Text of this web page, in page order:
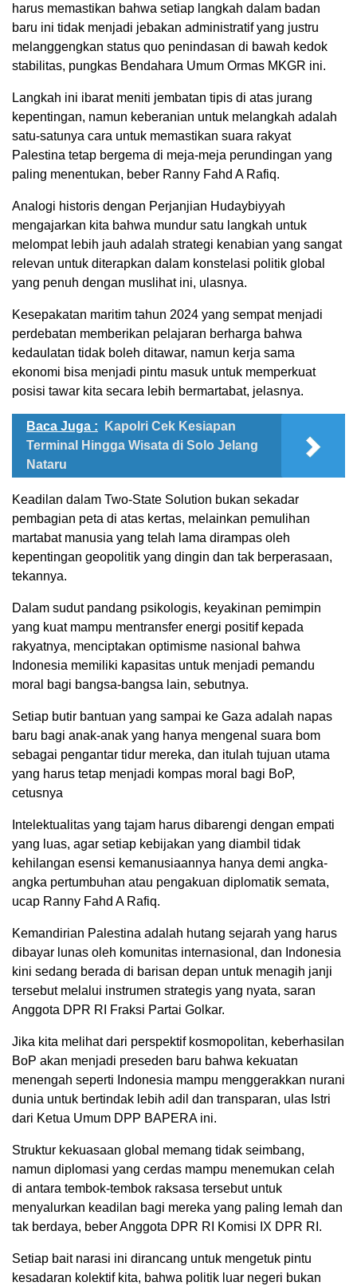
harus memastikan bahwa setiap langkah dalam badan
baru ini tidak menjadi jebakan administratif yang justru
melanggengkan status quo penindasan di bawah kedok
stabilitas, pungkas Bendahara Umum Ormas MKGR ini.
Langkah ini ibarat meniti jembatan tipis di atas jurang
kepentingan, namun keberanian untuk melangkah adalah
satu-satunya cara untuk memastikan suara rakyat
Palestina tetap bergema di meja-meja perundingan yang
paling menentukan, beber Ranny Fahd A Rafiq.
Analogi historis dengan Perjanjian Hudaybiyyah
mengajarkan kita bahwa mundur satu langkah untuk
melompat lebih jauh adalah strategi kenabian yang sangat
relevan untuk diterapkan dalam konstelasi politik global
yang penuh dengan muslihat ini, ulasnya.
Kesepakatan maritim tahun 2024 yang sempat menjadi
perdebatan memberikan pelajaran berharga bahwa
kedaulatan tidak boleh ditawar, namun kerja sama
ekonomi bisa menjadi pintu masuk untuk memperkuat
posisi tawar kita secara lebih bermartabat, jelasnya.
Baca Juga :
Kapolri Cek Kesiapan
Terminal Hingga Wisata di Solo Jelang
Nataru
Keadilan dalam Two-State Solution bukan sekadar
pembagian peta di atas kertas, melainkan pemulihan
martabat manusia yang telah lama dirampas oleh
kepentingan geopolitik yang dingin dan tak berperasaan,
tekannya.
Dalam sudut pandang psikologis, keyakinan pemimpin
yang kuat mampu mentransfer energi positif kepada
rakyatnya, menciptakan optimisme nasional bahwa
Indonesia memiliki kapasitas untuk menjadi pemandu
moral bagi bangsa-bangsa lain, sebutnya.
Setiap butir bantuan yang sampai ke Gaza adalah napas
baru bagi anak-anak yang hanya mengenal suara bom
sebagai pengantar tidur mereka, dan itulah tujuan utama
yang harus tetap menjadi kompas moral bagi BoP,
cetusnya
Intelektualitas yang tajam harus dibarengi dengan empati
yang luas, agar setiap kebijakan yang diambil tidak
kehilangan esensi kemanusiaannya hanya demi angka-
angka pertumbuhan atau pengakuan diplomatik semata,
ucap Ranny Fahd A Rafiq.
Kemandirian Palestina adalah hutang sejarah yang harus
dibayar lunas oleh komunitas internasional, dan Indonesia
kini sedang berada di barisan depan untuk menagih janji
tersebut melalui instrumen strategis yang nyata, saran
Anggota DPR RI Fraksi Partai Golkar.
Jika kita melihat dari perspektif kosmopolitan, keberhasilan
BoP akan menjadi preseden baru bahwa kekuatan
menengah seperti Indonesia mampu menggerakkan nurani
dunia untuk bertindak lebih adil dan transparan, ulas Istri
dari Ketua Umum DPP BAPERA ini.
Struktur kekuasaan global memang tidak seimbang,
namun diplomasi yang cerdas mampu menemukan celah
di antara tembok-tembok raksasa tersebut untuk
menyalurkan keadilan bagi mereka yang paling lemah dan
tak berdaya, beber Anggota DPR RI Komisi IX DPR RI.
Setiap bait narasi ini dirancang untuk mengetuk pintu
kesadaran kolektif kita, bahwa politik luar negeri bukan